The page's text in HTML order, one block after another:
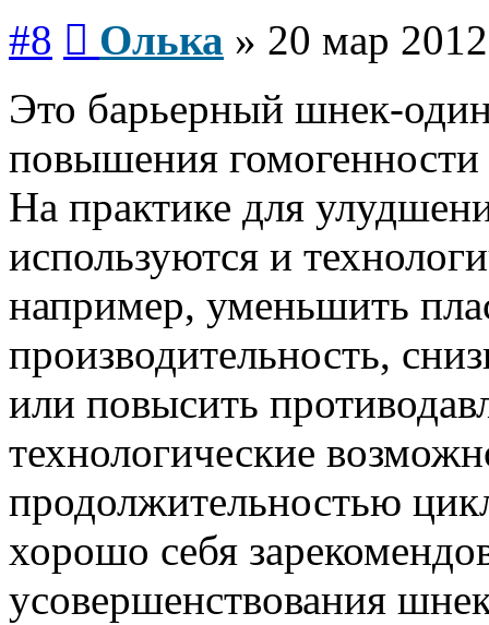
#8 Олька » 20 мар
Это барьерный шнек-
повышения гомогенности
На практике для
используются и
например, уменьшить
производительность,
или повысить
технологические
продолжительностью
хорошо себя
усовершенствования